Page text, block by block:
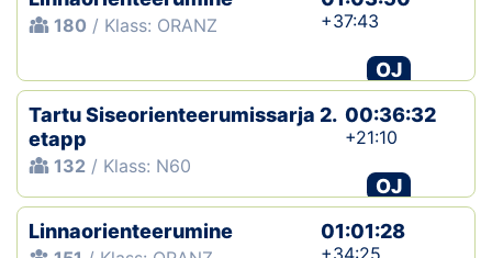
180 / Klass: ORANZ +37:43
OJ
Tartu Siseorienteerumissarja 2.
etapp
132 / Klass: N60
00:36:32
+21:10
OJ
Linnaorienteerumine
01:01:28
+34:25